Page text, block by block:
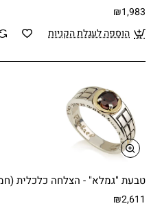
₪1,983
הוספה לעגלת הקניות
טבעת "גמלא" - הצלחה כלכלית
₪2,611